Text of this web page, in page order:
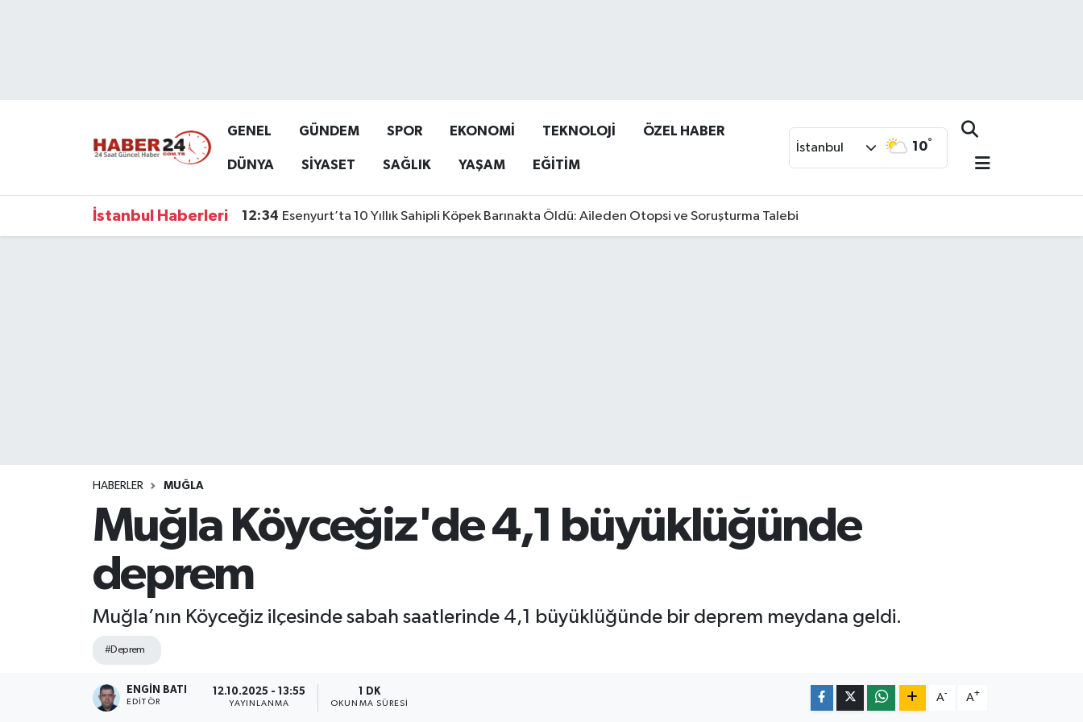
GENEL GÜNDEM SPOR EKONOMİ TEKNOLOJİ ÖZEL HABER
DÜNYA SİYASET SAĞLIK YAŞAM EĞİTİM
İstanbul 10°
İstanbul Haberleri 12:34 Esenyurt’ta 10 Yıllık Sahipli Köpek Barınakta Öldü: Aileden Otopsi ve Soruşturma Talebi
HABERLER MUĞLA
Muğla Köyceğiz'de 4,1 büyüklüğünde
deprem
Muğla’nın Köyceğiz ilçesinde sabah saatlerinde 4,1 büyüklüğünde bir deprem meydana geldi.
#Deprem
ENGIN BATI
EDITÖR
12.10.2025 - 13:55
YAYINLANMA
1 DK
OKUNMA SÜRESI
A- A+
Namaz Vakitleri
Süper Lig Puan Durumu ve Fikstür